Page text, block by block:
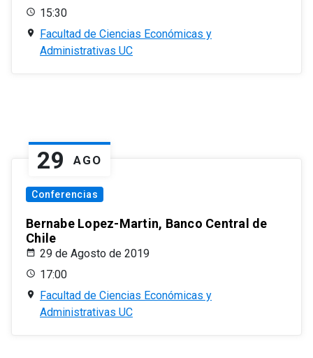
15:30
Facultad de Ciencias Económicas y
Administrativas UC
29 AGO
Conferencias
Bernabe Lopez-Martin, Banco Central de
Chile
29 de Agosto de 2019
17:00
Facultad de Ciencias Económicas y
Administrativas UC